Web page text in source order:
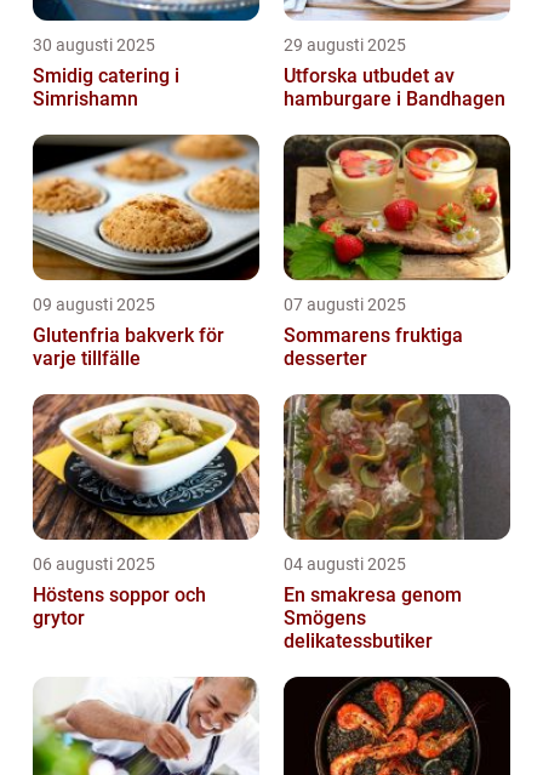
30 augusti 2025
Smidig catering i
Simrishamn
29 augusti 2025
Utforska utbudet av
hamburgare i Bandhagen
09 augusti 2025
Glutenfria bakverk för
varje tillfälle
07 augusti 2025
Sommarens fruktiga
desserter
06 augusti 2025
Höstens soppor och
grytor
04 augusti 2025
En smakresa genom
Smögens
delikatessbutiker